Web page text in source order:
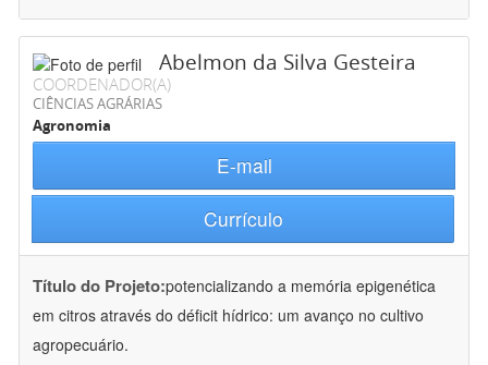
Abelmon da Silva Gesteira
COORDENADOR(A)
CIÊNCIAS AGRÁRIAS
Agronomia
E-mail
Currículo
Título do Projeto:potencializando a memória epigenética
em citros através do déficit hídrico: um avanço no cultivo
agropecuário.